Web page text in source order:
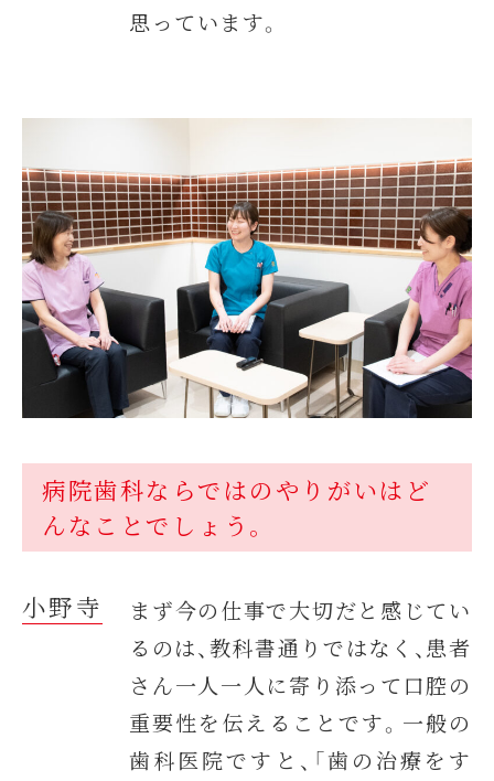
思っています。
病院歯科ならではのやりがいはど
んなことでしょう。
小野寺
まず今の仕事で大切だと感じてい
るのは、教科書通りではなく、患者
さん一人一人に寄り添って口腔の
重要性を伝えることです。一般の
歯科医院ですと、「歯の治療をす